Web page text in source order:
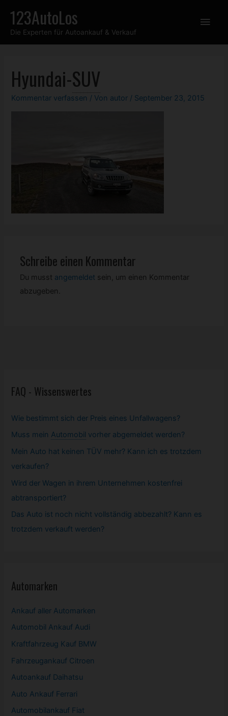
Inhalt
springen
123AutoLos
Die Experten für Autoankauf & Verkauf
Hyundai-SUV
Kommentar verfassen / Von autor / September 23, 2015
Schreibe einen Kommentar
Du musst angemeldet sein, um einen Kommentar
abzugeben.
FAQ - Wissenswertes
Wie bestimmt sich der Preis eines Unfallwagens?
Muss mein Automobil vorher abgemeldet werden?
Mein Auto hat keinen TÜV mehr? Kann ich es trotzdem
verkaufen?
Wird der Wagen in ihrem Unternehmen kostenfrei
abtransportiert?
Das Auto ist noch nicht vollständig abbezahlt? Kann es
trotzdem verkauft werden?
Automarken
Ankauf aller Automarken
Automobil Ankauf Audi
Kraftfahrzeug Kauf BMW
Fahrzeugankauf Citroen
Autoankauf Daihatsu
Auto Ankauf Ferrari
Automobilankauf Fiat